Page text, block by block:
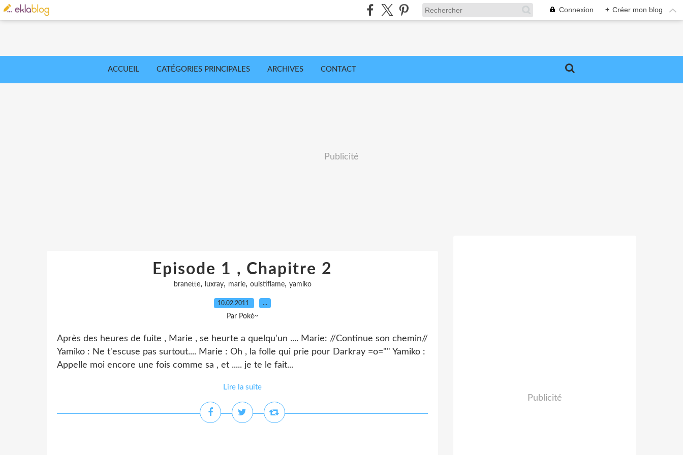
Connexion + Créer mon blog
ACCUEIL CATÉGORIES PRINCIPALES ARCHIVES CONTACT
Publicité
Episode 1 , Chapitre 2
branette, luxray, marie, ouistiflame, yamiko
10.02.2011 …
Par Poké~
Après des heures de fuite , Marie , se heurte a quelqu'un .... Marie: //Continue son chemin//
Yamiko : Ne t'escuse pas surtout.... Marie : Oh , la folle qui prie pour Darkray =o="" Yamiko :
Appelle moi encore une fois comme sa , et ..... je te le fait...
Lire la suite
Publicité